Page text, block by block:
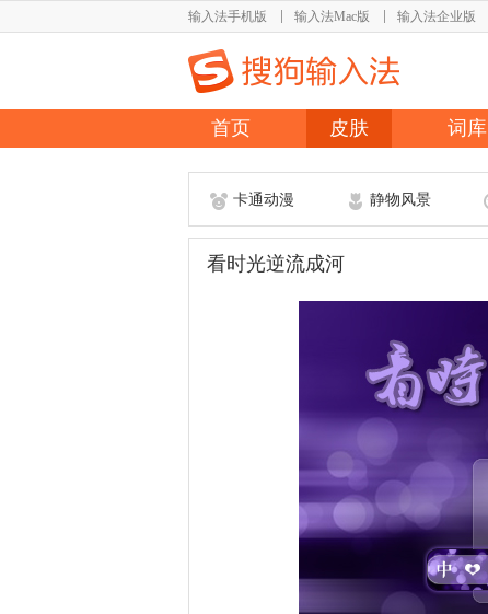
输入法手机版 输入法Mac版 输入法企业版
首页 皮肤 词库
卡通动漫 静物风景
看时光逆流成河